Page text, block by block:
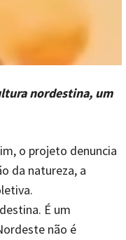
nordestina, um
o projeto denuncia
da natureza, a
É um
não é